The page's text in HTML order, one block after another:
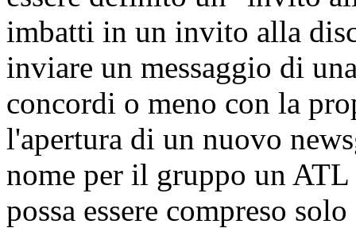
imbatti in un invito alla
inviare un messaggio di
concordi o meno con la
l'apertura di un nuovo
nome per il gruppo un
possa essere compreso